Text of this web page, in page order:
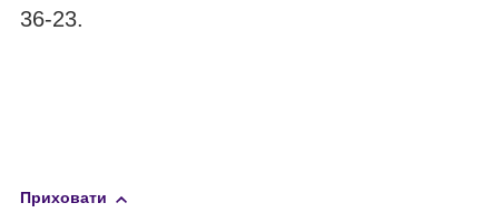
36-23.
Приховати